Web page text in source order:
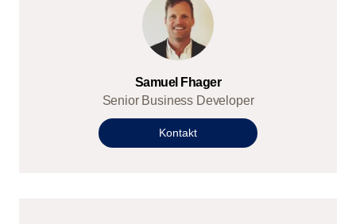
Samuel Fhager
Senior Business Developer
Kontakt